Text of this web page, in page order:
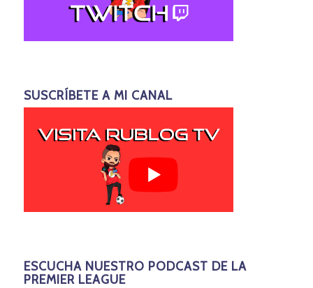
SUSCRÍBETE A MI CANAL
ESCUCHA NUESTRO PODCAST DE LA
PREMIER LEAGUE